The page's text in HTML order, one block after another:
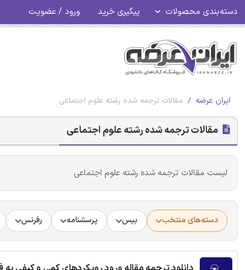
دسته‌بندی محصولات پیگیری خرید ورود / عضویت
ایران عرضه مقالات ترجمه شده رشته علوم اجتماعی
مقالات ترجمه شده رشته علوم اجتماعی
لیست مقالات ترجمه شده رشته علوم اجتماعی
دسته‌های منتخب بیس پرسشنامه رفرنس